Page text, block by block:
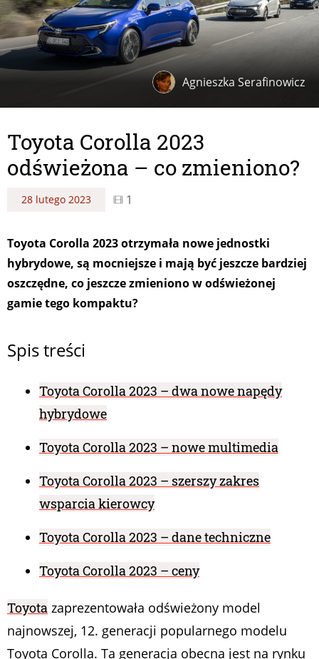
Agnieszka Serafinowicz
Toyota Corolla 2023
odświeżona – co zmieniono?
28 lutego 2023 1
Toyota Corolla 2023 otrzymała nowe jednostki
hybrydowe, są mocniejsze i mają być jeszcze bardziej
oszczędne, co jeszcze zmieniono w odświeżonej
gamie tego kompaktu?
Spis treści
Toyota Corolla 2023 – dwa nowe napędy
hybrydowe
Toyota Corolla 2023 – nowe multimedia
Toyota Corolla 2023 – szerszy zakres
wsparcia kierowcy
Toyota Corolla 2023 – dane techniczne
Toyota Corolla 2023 – ceny
Toyota zaprezentowała odświeżony model
najnowszej, 12. generacji popularnego modelu
Toyota Corolla. Ta generacja obecna jest na rynku